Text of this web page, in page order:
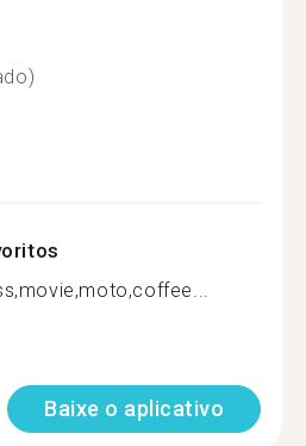
Baixe o aplicativo